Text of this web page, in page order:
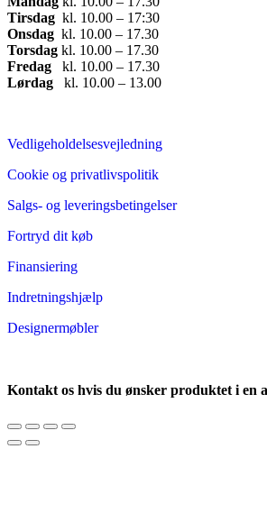
Tirsdag ​ kl. 10.00 – 17:30​
Onsdag ​ kl. 10.00 – 17.30​
Torsdag ​ kl. 10.00 – 17.30​
Fredag ​ kl. 10.00 – 17.30​
Lørdag ​ kl. 10.00 – 13.00
Vedligeholdelsesvejledning
Cookie og privatlivspolitik
Salgs- og leveringsbetingelser
Fortryd dit køb
Finansiering
Indretningshjælp
Designermøbler
Kontakt os hvis du ønsker produktet i en